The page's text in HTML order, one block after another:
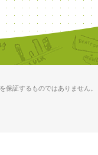
証するものではありません。